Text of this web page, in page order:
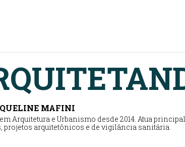
MAFINI
Arquitetura e Urbanismo desde 2014. Atua
projetos arquitetônicos e de vigilância sanitária.